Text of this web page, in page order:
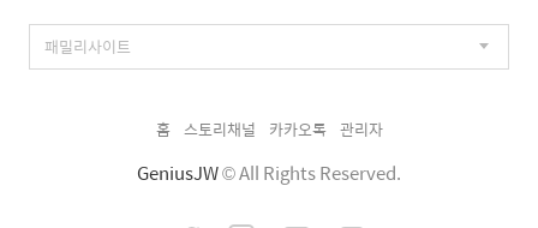
홈 스토리채널 카카오톡 관리자
GeniusJW© All Rights Reserved.